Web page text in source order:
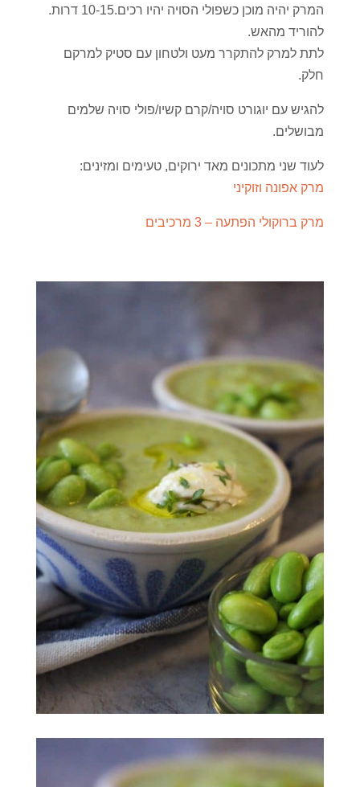
המרק יהיה מוכן כשפולי הסויה יהיו רכים.10-15 דרות.
להוריד מהאש.
לתת למרק להתקרר מעט ולטחון עם סטיק למרקם
חלק.
להגיש עם יוגורט סויה/קרם קשיו/פולי סויה שלמים
מבושלים.
לעוד שני מתכונים מאד ירוקים, טעימים ומזינים:
מרק אפונה וזוקיני
מרק ברוקולי הפתעה – 3 מרכיבים